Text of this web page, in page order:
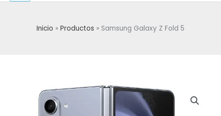
Inicio Productos Samsung Galaxy Z Fold 5